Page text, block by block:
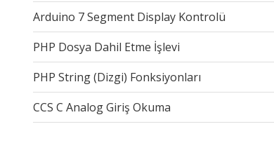
Arduino 7 Segment Display Kontrolü
PHP Dosya Dahil Etme İşlevi
PHP String (Dizgi) Fonksiyonları
CCS C Analog Giriş Okuma